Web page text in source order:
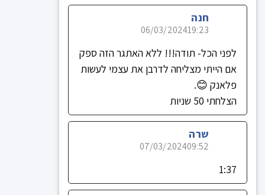
חנה
19:23
06/03/2024
לפני הכל- תודה!!! ללא האתגר הזה ספק
אם הייתי מצליחה לדרבן את עצמי לעשות
פלאנק 😊.
הצלחתי 50 שניות
שרה
09:52
07/03/2024
1:37